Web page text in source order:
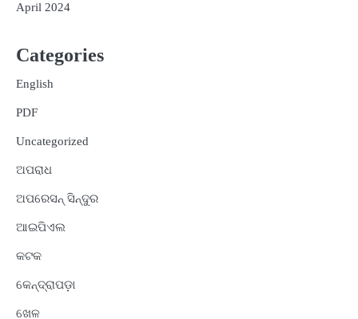
April 2024
Categories
English
PDF
Uncategorized
ଅପରାଧ
ଅପରେସନ୍ ସିନ୍ଦୁର
ଆଇପିଏଲ
କଟକ
କେନ୍ଦ୍ରାପଡ଼ା
ଖେଳ